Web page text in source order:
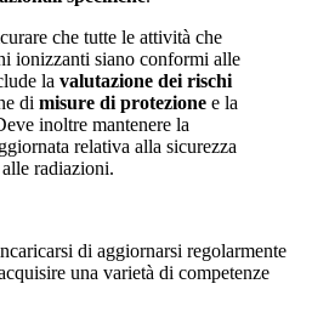
che tutte le attività che
ionizzanti siano conformi alle
la valutazione dei rischi
di misure di protezione e la
inoltre mantenere la
relativa alla sicurezza
radiazioni.
di aggiornarsi regolarmente
una varietà di competenze